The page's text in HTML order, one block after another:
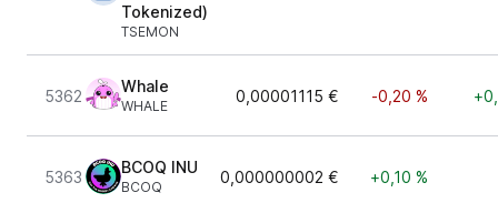
Tokenized)
TSEMON
5362
Whale
WHALE
0,00001115 € -0,20 %
5363
BCOQ INU
BCOQ
0,000000002 € +0,10 %